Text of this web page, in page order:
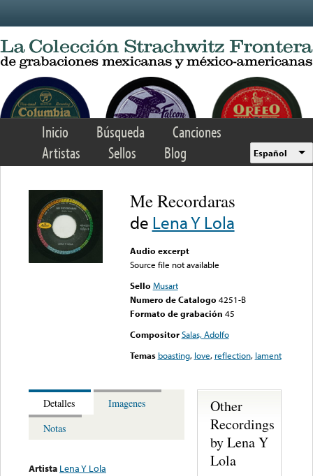
Inicio Búsqueda
Canciones
Artistas
Sellos Blog Español
Me Recordaras
de Lena Y Lola
Audio excerpt
Source file not available
Sello Musart
Numero de Catalogo 4251-B
Formato de grabación 45
Compositor Salas, Adolfo
Temas boasting, love, reflection, lament
Detalles
Imagenes
Notas
Artista Lena Y Lola
Other
Recordings
by Lena Y
Lola